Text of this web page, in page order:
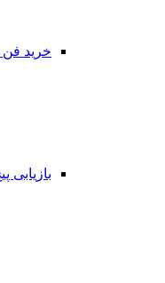
خرید فن
بازیابی